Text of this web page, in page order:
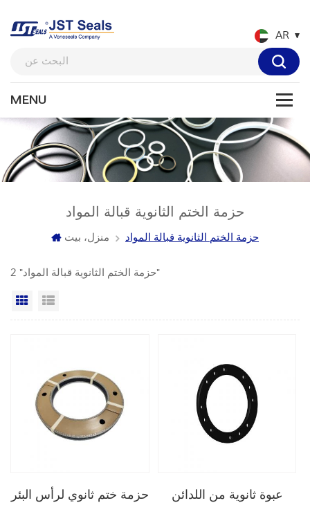
AR
حزمة الختم الثانوية قبالة المواد
منزل، بيت حزمة الختم الثانوية قبالة المواد
2 "حزمة الختم الثانوية قبالة المواد"
عرض شبكي
حزمة ختم ثانوي لرأس البئر
عبوة ثانوية من اللدائن